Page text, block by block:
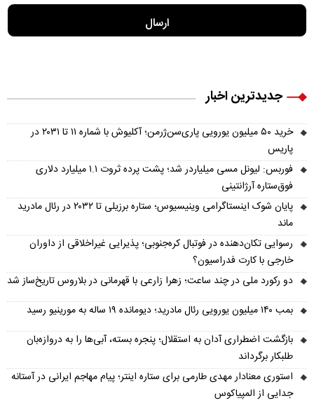
جدیدترین اخبار
خرید ۵۰ میلیون یورویی پاری‌سن‌ژرمن؛ آکلیوش با شماره ۱۱ تا ۲۰۳۱ در
پاریس
فوربس: لیونل مسی میلیاردر شد؛ پشت پرده ثروت ۱.۱ میلیارد دلاری
فوق‌ستاره آرژانتینی
پایان شوک اینستاگرامی وینیسیوس؛ ستاره برزیلی تا ۲۰۳۲ در رئال مادرید
ماند
رسوایی تکان‌دهنده در فوتبال کره‌جنوبی؛ پذیرایی غیراخلاقی از داوران
خارجی با کارت فدراسیون؟
دو رکورد ملی در چند ساعت؛ زهرا زارعی با قهرمانی در بلاروس تاریخ‌ساز شد
بمب ۱۴۰ میلیون یورویی رئال مادرید؛ دیومانده ۱۹ ساله به مورینیو رسید
بازگشت اضطراری آدان به استقلال؛ پنجره بسته، آبی‌ها را به دروازه‌بان
طلبکار برگرداند
استوری معنادار مهدی طارمی برای ستاره اینتر؛ پیام مهاجم ایرانی در آستانه
جدایی از المپیاکوس